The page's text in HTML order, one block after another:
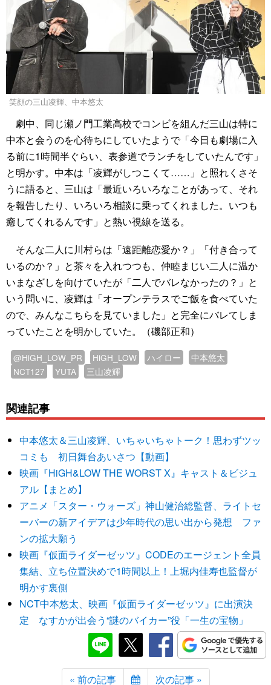
笑顔の三山凌輝、中本悠太
劇中、同じ瀬ノ門工業高校でコンビを組んだ三山は特に
中本と会うのを心待ちにしていたようで「今日も劇場に入
る前に1時間半ぐらい、表参道でランチをしていたんです」
と明かす。中本は「凌輝がしつこくて……」と照れくさそ
うに語ると、三山は「最近いろいろなことがあって、それ
を報告したり、いろいろ相談に乗ってくれました。いつも
癒してくれるんです」と熱い視線を送る。
そんな二人に川村らは「遠距離恋愛か？」「付き合って
いるのか？」と茶々を入れつつも、仲睦まじい二人に温か
いまなざしを向けていたが「二人でバレなかったの？」と
いう問いに、凌輝は「オープンテラスでご飯を食べていた
ので、みんなこちらを見ていました」と完全にバレてしま
っていたことを明かしていた。（磯部正和）
@HiGH_LOW_PR HiGH_LOW ハイロー
中本悠太
NCT127
YUTA 三山凌輝
関連記事
中本悠太＆三山凌輝、いちゃいちゃトーク！思わずツッ
コミも 初日舞台あいさつ【動画】
映画『HiGH&LOW THE WORST X』キャスト＆ビジュ
アル【まとめ】
アニメ「スター・ウォーズ」神山健治総監督、ライトセ
ーバーの新アイデアは少年時代の思い出から発想 ファ
ンの拡大願う
映画『仮面ライダーゼッツ』CODEのエージェント全員
集結、立ち位置決めで1時間以上！上堀内佳寿也監督が
明かす裏側
NCT中本悠太、映画『仮面ライダーゼッツ』に出演決
定 なすかが出会う“謎のバイカー”役「一生の宝物」
« 前の記事 次の記事 »